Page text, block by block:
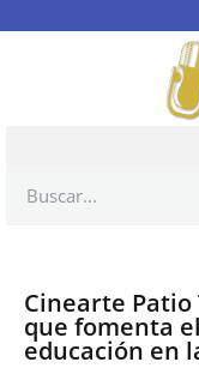
Cinearte Patio
que fomenta
educación en